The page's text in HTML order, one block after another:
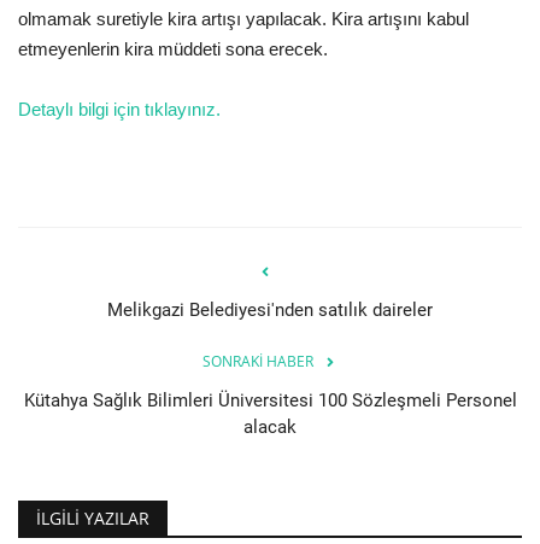
olmamak suretiyle kira artışı yapılacak. Kira artışını kabul
etmeyenlerin kira müddeti sona erecek.
Detaylı bilgi için tıklayınız.
Melikgazi Belediyesi'nden satılık daireler
SONRAKI HABER
Kütahya Sağlık Bilimleri Üniversitesi 100 Sözleşmeli Personel
alacak
İLGILI YAZILAR